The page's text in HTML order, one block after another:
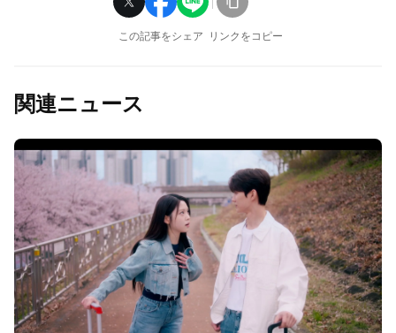
この記事をシェア リンクをコピー
関連ニュース